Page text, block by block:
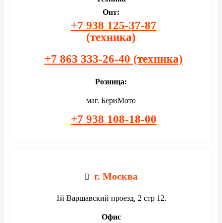
Опт:
+7 938 125-37-87
(техника)
+7 863 333-26-40 (техника)
Розница:
маг. БериМото
+7 938 108-18-00
г. Москва
1й Варшавский проезд, 2 стр 12.
Офис